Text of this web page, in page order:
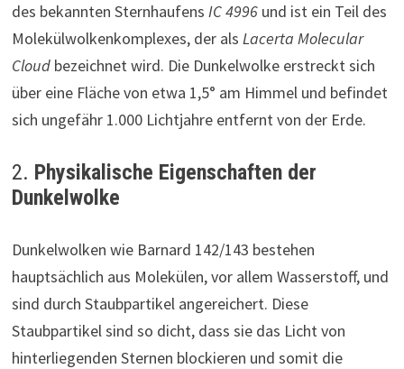
des bekannten SternhaufensIC 4996 und ist ein Teil des
Molekülwolkenkomplexes, der alsLacerta Molecular
Cloud bezeichnet wird. Die Dunkelwolke erstreckt sich
über eine Fläche von etwa 1,5° am Himmel und befindet
sich ungefähr 1.000 Lichtjahre entfernt von der Erde.
2. Physikalische Eigenschaften der
Dunkelwolke
Dunkelwolken wie Barnard 142/143 bestehen
hauptsächlich aus Molekülen, vor allem Wasserstoff, und
sind durch Staubpartikel angereichert. Diese
Staubpartikel sind so dicht, dass sie das Licht von
hinterliegenden Sternen blockieren und somit die